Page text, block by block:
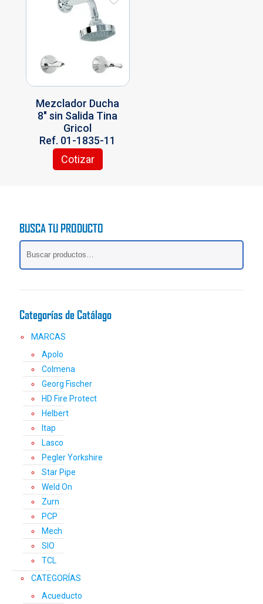
Mezclador Ducha
8″ sin Salida Tina
Gricol
Ref. 01-1835-11
Cotizar
BUSCA TU PRODUCTO
Categorías de Catálago
MARCAS
Apolo
Colmena
Georg Fischer
HD Fire Protect
Helbert
Itap
Lasco
Pegler Yorkshire
Star Pipe
Weld On
Zurn
PCP
Mech
SIO
TCL
CATEGORÍAS
Acueducto